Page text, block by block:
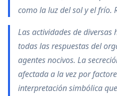
como la luz del sol y el frío.
Las actividades de
todas las respuestas del
agentes nocivos. La
afectada a la vez por
interpretación simbólica